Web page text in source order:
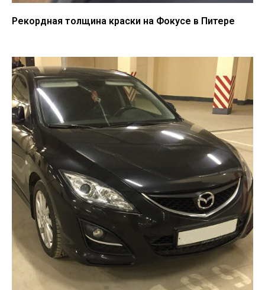
Рекордная толщина краски на Фокусе в Питере